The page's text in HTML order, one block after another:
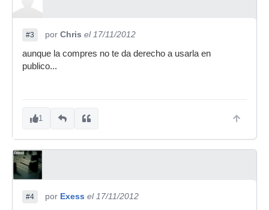
#3 por Chris el 17/11/2012
aunque la compres no te da derecho a usarla en
publico...
1
#4 por Exess el 17/11/2012